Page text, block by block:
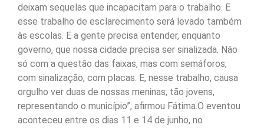
deixam sequelas que incapacitam para o trabalho. E
esse trabalho de esclarecimento será levado também
às escolas. E a gente precisa entender, enquanto
governo, que nossa cidade precisa ser sinalizada. Não
só com a questão das faixas, mas com semáforos,
com sinalização, com placas. E, nesse trabalho, causa
orgulho ver duas de nossas meninas, tão jovens,
representando o município”, afirmou Fátima.O eventou
aconteceu entre os dias 11 e 14 de junho, no